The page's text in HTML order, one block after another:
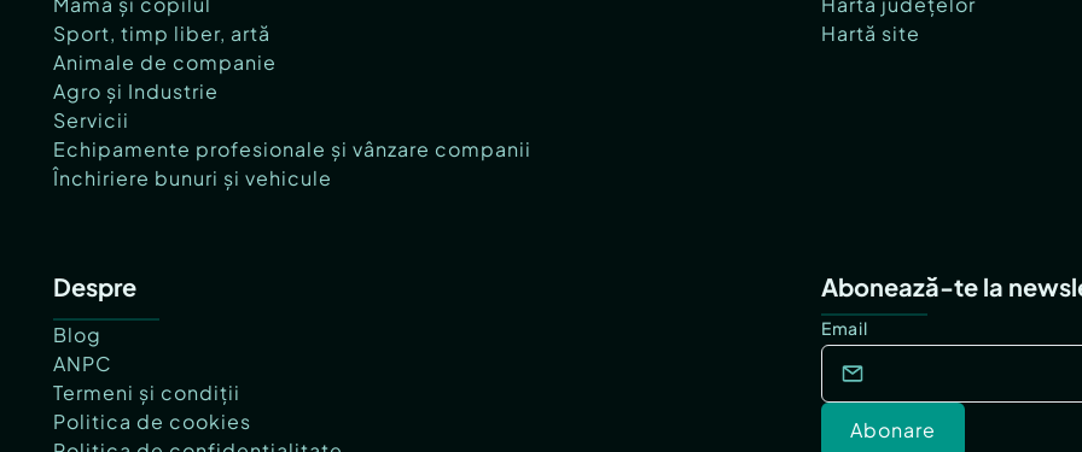
Sport, timp liber, artă
Animale de companie
Agro și Industrie
Servicii
Echipamente profesionale și vânzare companii
Închiriere bunuri și vehicule
Hartă site
Despre
Blog
ANPC
Termeni și condiții
Politica de cookies
Abonează-te la
Email
Abonare